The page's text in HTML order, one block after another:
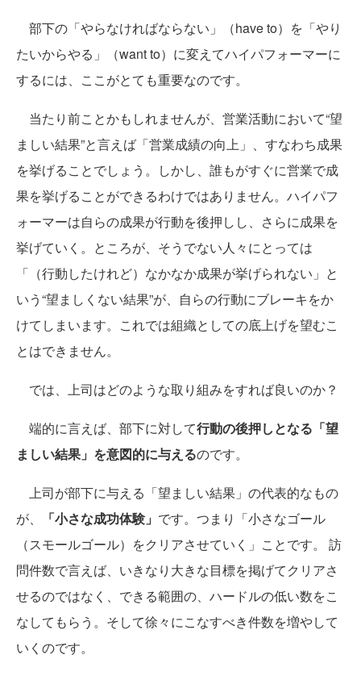
部下の「やらなければならない」（have to）を「やり
たいからやる」（want to）に変えてハイパフォーマーに
するには、ここがとても重要なのです。
当たり前ことかもしれませんが、営業活動において“望
ましい結果”と言えば「営業成績の向上」、すなわち成果
を挙げることでしょう。しかし、誰もがすぐに営業で成
果を挙げることができるわけではありません。ハイパフ
ォーマーは自らの成果が行動を後押しし、さらに成果を
挙げていく。ところが、そうでない人々にとっては
「（行動したけれど）なかなか成果が挙げられない」と
いう“望ましくない結果”が、自らの行動にブレーキをか
けてしまいます。これでは組織としての底上げを望むこ
とはできません。
では、上司はどのような取り組みをすれば良いのか？
端的に言えば、部下に対して行動の後押しとなる「望
ましい結果」を意図的に与えるのです。
上司が部下に与える「望ましい結果」の代表的なもの
が、
「小さな成功体験」 です。つまり「小さなゴール
（スモールゴール）をクリアさせていく」ことです。 訪
問件数で言えば、いきなり大きな目標を掲げてクリアさ
せるのではなく、できる範囲の、ハードルの低い数をこ
なしてもらう。そして徐々にこなすべき件数を増やして
いくのです。